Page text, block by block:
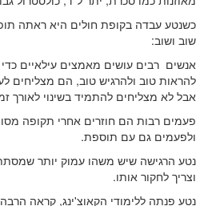
כשנטע עבדה בקופת חולים היא ראתה
שוב ושוב:
אנשים רבים עושים מאמצים עילאיים
להראות טוב ולהרגיש טוב, הם מצליחים
אבל לא מצליחים להתמיד בשינוי לאורך
פעמים רבות הם חוזרים אחרי תקופה
ולפעמים גם עם תוספת.
נטע הרגישה שיש משהו עמוק יותר
וצריך לחקור אותו.
נטע פנתה ללימודי הקאוצ'ינג, קראה